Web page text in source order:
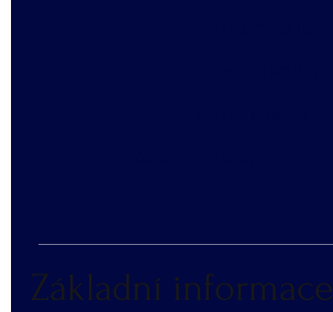
Základní informace